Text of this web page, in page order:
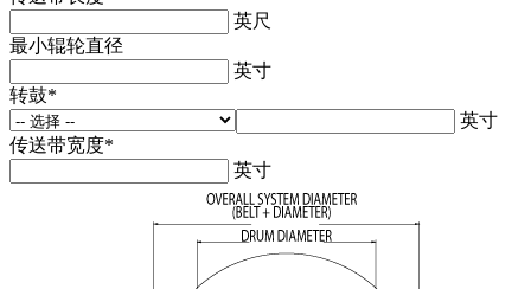
英尺
最小辊轮直径
英寸
转鼓*
英寸
传送带宽度*
英寸